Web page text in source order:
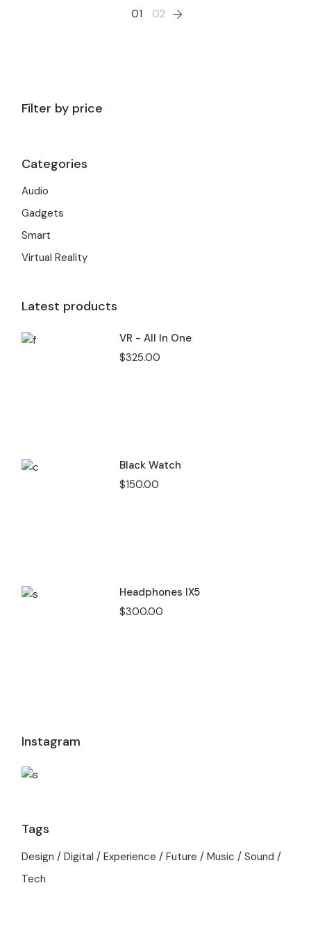
01 02
Filter by price
Categories
Audio
Gadgets
Smart
Virtual Reality
Latest products
VR - All In One
$325.00
Black Watch
$150.00
Headphones IX5
$300.00
Instagram
Tags
Design Digital Experience Future Music
Sound
Tech